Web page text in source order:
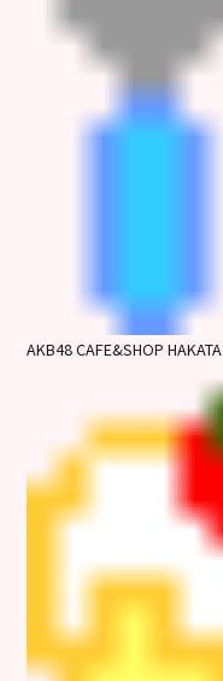
AKB48 CAFE&SHOP HAKATA